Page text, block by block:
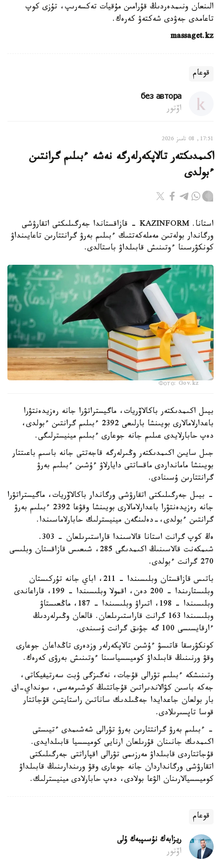
الىنعان ونىمدەردىڭ قۇرامىن مۇقيات تەكسەرىپ، تۇزى كوپ
تاعامدى جەۋدى شەكتەۋ كەرەك.
massaget.kz
قوعام
без автора
اۆتور
17:51, 08 تامىز 2026
اكىمدىكتەر تالاپكەرلەرگە نەشە ءبىلىم گرانتىن
ءبولدى
استانا. KAZINFORM - قازاقستاندا جەرگىلىكتى اتقارۋشى
ورگاندار بولەتىن مەملەكەتتىك ءبىلىم بەرۋ گرانتتارىن تاعايىنداۋ
كونكۋرسىنا ءوتىنىش قابىلداۋ باستالدى.
Фото: Gov.kz
بيىل اكىمدىكتەر باكالاۆريات، ماگيستراتۋرا جانە رەزيدەنتۋرا
باعدارلامالارى بويىنشا بارلىعى 2392 ءبىلىم گرانتىن ءبولدى،
دەپ حابارلايدى عىلىم جانە جوعارى ءبىلىم مينيسترلىگى.
جىل سايىن اكىمدىكتەر وڭىرلەرگە قاجەتتى جانە باسىم باعىتتار
بويىنشا مامانداردى ماقساتتى دايارلاۋ ءۇشىن ءبىلىم بەرۋ
گرانتتارىن ۇسىنادى.
- بيىل جەرگىلىكتى اتقارۋشى ورگاندار باكالاۆريات، ماگيستراتۋرا
جانە رەزيدەنتۋرا باعدارلامالارى بويىنشا وقۋعا 2392 ءبىلىم بەرۋ
گرانتىن ءبولدى،-دەلىنگەن مينيسترلىك حابارلاماسىندا.
ەڭ كوپ گرانت استانا قالاسىندا قاراستىرىلعان - 303.
شىمكەنت قالاسىنىڭ اكىمدىگى 285، شىعىس قازاقستان وبلىسى
270 گرانت ءبولدى.
باتىس قازاقستان وبلىسىندا – 211، اباي جانە تۇركىستان
وبلىستارىندا – 200 دەن، اقمولا وبلىسىندا – 199، قاراعاندى
وبلىسىندا – 198، اتىراۋ وبلىسىندا – 187، ماڭعىستاۋ
وبلىسىندا 163 گرانت قاراستىرىلعان. قالعان وڭىرلەردىڭ
ءارقايسىسى 100 گە جۋىق گرانت ۇسىندى.
كونكۋرسقا قاتىسۋ ءۇشىن تالاپكەرلەر وزدەرى تاڭداعان جوعارى
وقۋ ورنىنىڭ قابىلداۋ كوميسسياسىنا ءوتىنىش بەرۋى كەرەك.
وتىنىشكە ءبىلىم تۋرالى قۇجات، نەگىزگى ۇبت سەرتيفيكاتى،
جەكە باسىن كۋالاندىراتىن قۇجاتتىڭ كوشىرمەسى، سونداي-اق
بار بولعان جاعدايدا جەڭىلدىك ساناتىن راستايتىن قۇجاتتار
قوسا تاپسىرىلادى.
- ءبىلىم بەرۋ گرانتتارىن بەرۋ تۋرالى شەشىمدى ءتيىستى
اكىمدىك جانىنان قۇرىلعان ارنايى كوميسسيا قابىلدايدى.
قۇجاتتاردى قابىلداۋ مەرزىمى تۋرالى اقپاراتتى جەرگىلىكتى
اتقارۋشى ورگانداردان جانە جوعارى وقۋ ورىندارىنىڭ قابىلداۋ
كوميسسيالارىنان الۋعا بولادى، دەپ حابارلادى مينيسترلىك.
قوعام
ريزابەك نۇسىپبەك ۇلى
اۆتور